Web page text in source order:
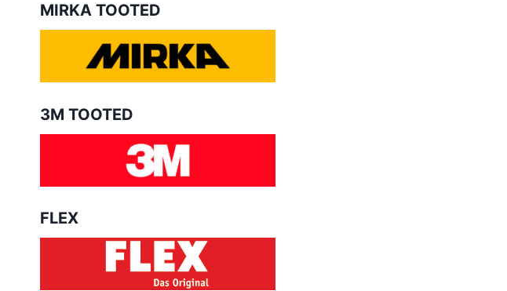
MIRKA TOOTED
3M TOOTED
FLEX